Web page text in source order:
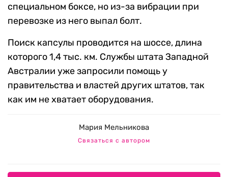
специальном боксе, но из-за вибрации при
перевозке из него выпал болт.
Поиск капсулы проводится на шоссе, длина
которого 1,4 тыс. км. Службы штата Западной
Австралии уже запросили помощь у
правительства и властей других штатов, так
как им не хватает оборудования.
Мария Мельникова
Связаться с автором